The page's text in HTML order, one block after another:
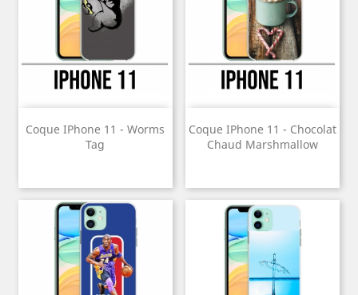
Coque IPhone 11 - Worms
Tag
Coque IPhone 11 - Chocolat
Chaud Marshmallow